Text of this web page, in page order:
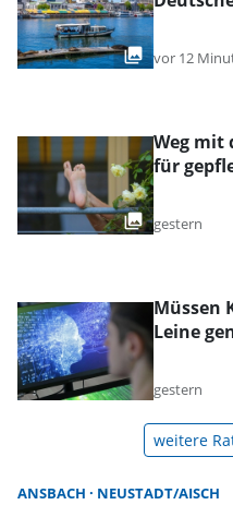
vor 12
Weg mit
für
gestern
Müssen
Leine
gestern
weitere
ANSBACH NEUSTADT/AISCH